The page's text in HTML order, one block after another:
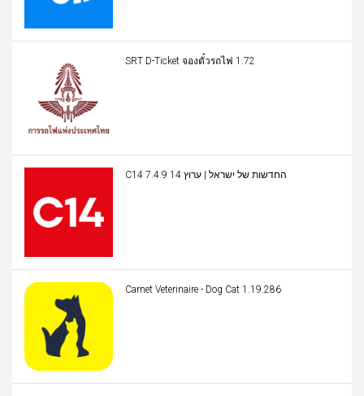
SRT D-Ticket จองตั๋วรถไฟ 1.72
C14 החדשות של ישראל | ערוץ 14 7.4.9
Carnet Veterinaire - Dog Cat 1.19.286